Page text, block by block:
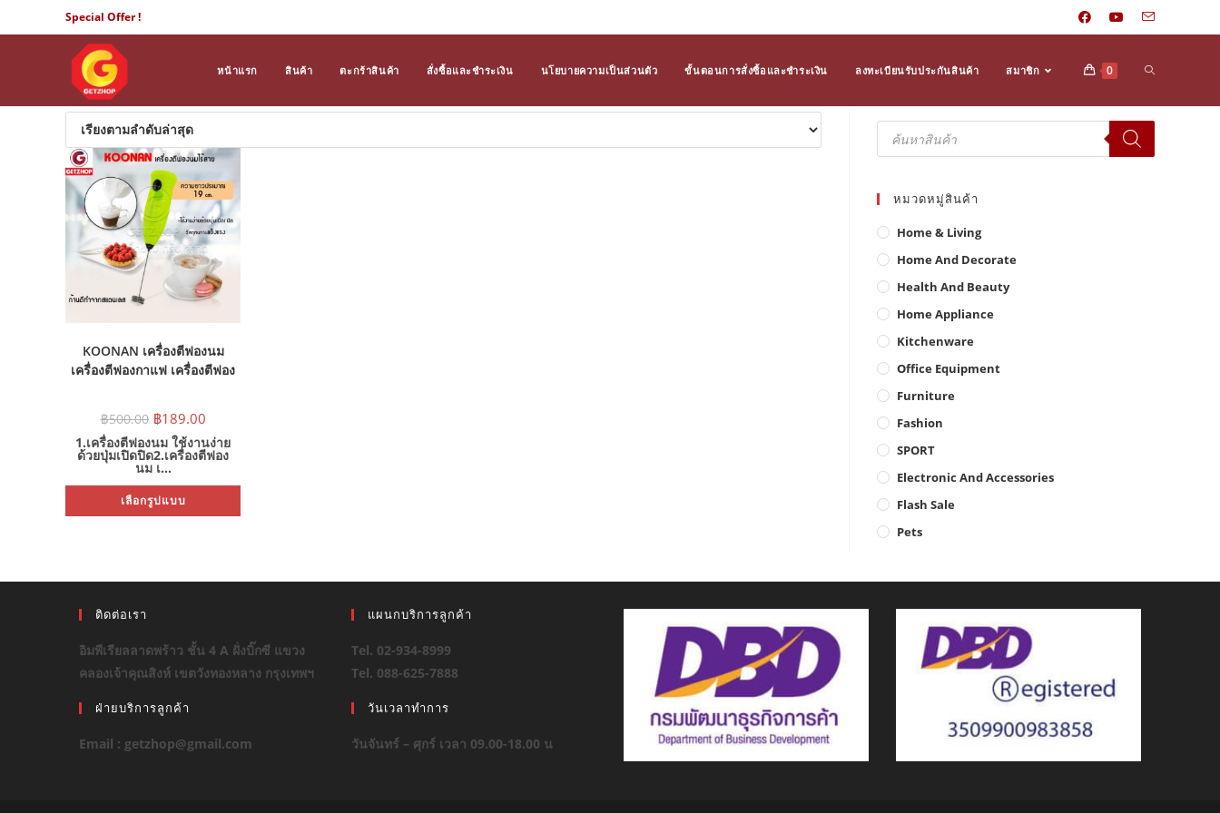
to
Special Offer !
หน้าแรก สินค้า ตะกร้าสินค้า สั่งซื้อและชำระเงิน นโยบายความเป็นส่วนตัว ขั้นตอนการสั่งซื้อและชำระเงิน ลงทะเบียนรับประกันสินค้า สมาชิก 0 Toggle
KOONAN เครื่องตีฟองนม
เครื่องตีฟองกาแฟ เครื่องตีฟอง
นมไฟฟ้า ที่ทำฟองนม
฿500.00 Original
price
was:
฿500.00.
฿189.00Current
price
is:
฿189.00.
1.เครื่องตีฟองนม ใช้งานง่าย
ด้วยปุ่มเปิดปิด2.เครื่องตีฟอง
นม เ…
เลือกรูปแบบ
This
has
may
product
page
Products
search
หมวดหมู่สินค้า
Home & Living
Home And Decorate
Health And Beauty
Home Appliance
Kitchenware
Office Equipment
Furniture
Fashion
SPORT
Electronic And Accessories
Flash Sale
Pets
ติดต่อเรา
อิมพีเรียลลาดพร้าว ชั้น 4 A ฝั่งบิ๊กซี แขวง
คลองเจ้าคุณสิงห์ เขตวังทองหลาง กรุงเทพฯ
ฝ่ายบริการลูกค้า
Email : getzhop@gmail.com
แผนกบริการลูกค้า
Tel. 02-934-8999
Tel. 088-625-7888
วันเวลาทำการ
วันจันทร์ – ศุกร์ เวลา 09.00-18.00 น